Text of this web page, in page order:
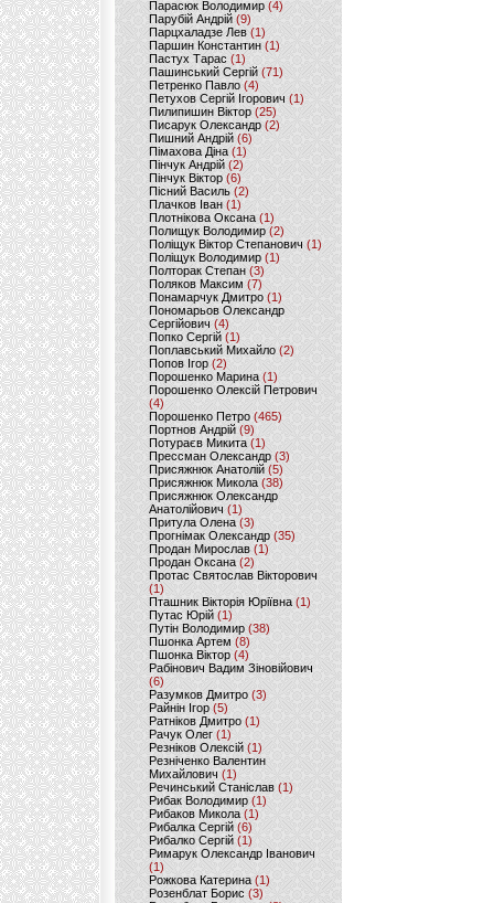
Парасюк Володимир(4)
Парубій Андрій (9)
Парцхаладзе Лев (1)
Паршин Константин(1)
Пастух Тарас (1)
Пашинський Сергій (71)
Петренко Павло (4)
Петухов Сергій Ігорович (1)
Пилипишин Віктор(25)
Писарук Олександр(2)
Пишний Андрій (6)
Пімахова Діна(1)
Пінчук Андрій(2)
Пінчук Віктор (6)
Пісний Василь (2)
Плачков Іван(1)
Плотнікова Оксана (1)
Полищук Володимир(2)
Поліщук Віктор Степанович(1)
Поліщук Володимир (1)
Полторак Степан(3)
Поляков Максим (7)
Понамарчук Дмитро (1)
Пономарьов Олександр
Сергійович(4)
Попко Сергій (1)
Поплавський Михайло (2)
Попов Ігор(2)
Порошенко Марина (1)
Порошенко Олексій Петрович
(4)
Порошенко Петро (465)
Портнов Андрій (9)
Потураєв Микита(1)
Прессман Олександр(3)
Присяжнюк Анатолій (5)
Присяжнюк Микола (38)
Присяжнюк Олександр
Анатолійович (1)
Притула Олена (3)
Прогнімак Олександр(35)
Продан Мирослав(1)
Продан Оксана (2)
Протас Святослав Вікторович
(1)
Пташник Вікторія Юріївна (1)
Путас Юрій (1)
Путін Володимир(38)
Пшонка Артем (8)
Пшонка Віктор(4)
Рабінович Вадим Зіновійович
(6)
Разумков Дмитро (3)
Райнін Ігор(5)
Ратніков Дмитро (1)
Рачук Олег (1)
Резніков Олексій(1)
Резніченко Валентин
Михайлович (1)
Речинський Станіслав (1)
Рибак Володимир(1)
Рибаков Микола(1)
Рибалка Сергій (6)
Рибалко Сергій (1)
Римарук Олександр Іванович
(1)
Рожкова Катерина(1)
Розенблат Борис (3)